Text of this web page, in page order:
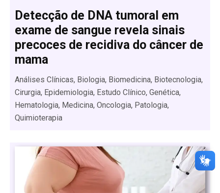
Detecção de DNA tumoral em
exame de sangue revela sinais
precoces de recidiva do câncer de
mama
Análises Clínicas, Biologia, Biomedicina, Biotecnologia,
Cirurgia, Epidemiologia, Estudo Clínico, Genética,
Hematologia, Medicina, Oncologia, Patologia,
Quimioterapia